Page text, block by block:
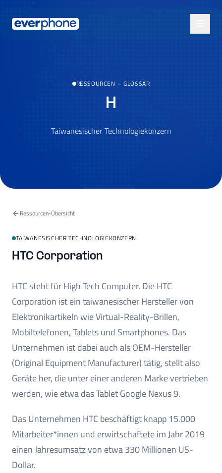
RESSOURCEN – GLOSSAR
H
Taiwanesischer Technologiekonzern
Ressourcen-Übersicht
TAIWANESISCHER TECHNOLOGIEKONZERN
HTC Corporation
HTC steht für High Tech Computer. Die HTC
Corporation ist ein taiwanesischer Hersteller von
Elektronikartikeln wie Virtual-Reality-Brillen,
Mobiltelefonen, Tablets und Smartphones. Das
Unternehmen ist dabei auch als OEM-Hersteller
(Original Equipment Manufacturer) tätig, stellt also
Geräte her, die unter einer anderen Marke vertrieben
werden, wie etwa das Tablet Google Nexus 9.
Das Unternehmen HTC beschäftigt knapp 15.000
Mitarbeiter*innen und erwirtschaftete im Jahr 2019
einen Jahresumsatz von etwa 330 Millionen US-
Dollar.